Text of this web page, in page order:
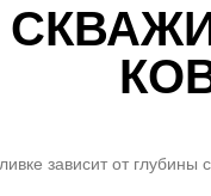
зависит от глубины